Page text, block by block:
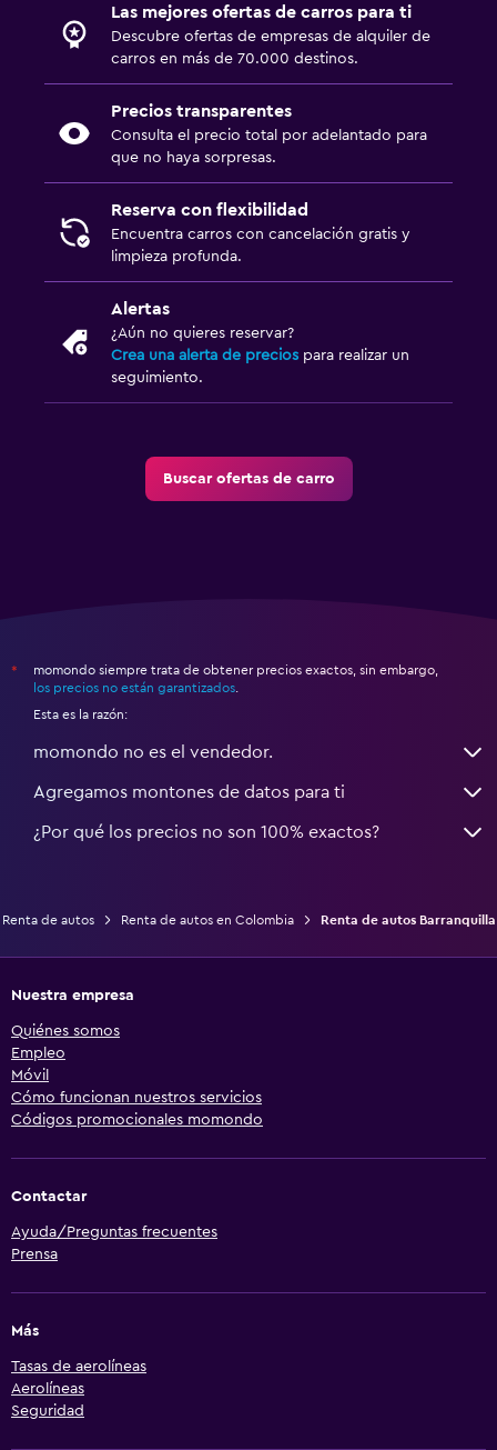
Las mejores ofertas de carros para ti
Descubre ofertas de empresas de alquiler de
carros en más de 70.000 destinos.
Precios transparentes
Consulta el precio total por adelantado para
que no haya sorpresas.
Reserva con flexibilidad
Encuentra carros con cancelación gratis y
limpieza profunda.
Alertas
¿Aún no quieres reservar?
Crea una alerta de precios para realizar un
seguimiento.
Buscar ofertas de carro
*
momondo siempre trata de obtener precios exactos, sin embargo,
los precios no están garantizados
Esta es la razón:
momondo no es el vendedor.
Agregamos montones de datos para ti
¿Por qué los precios no son 100% exactos?
Renta de autos Renta de autos en Colombia Renta de autos Barranquilla
Nuestra empresa
Quiénes somos
Empleo
Móvil
Cómo funcionan nuestros servicios
Códigos promocionales momondo
Contactar
Ayuda/Preguntas frecuentes
Prensa
Más
Tasas de aerolíneas
Aerolíneas
Seguridad